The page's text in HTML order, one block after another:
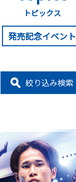
トピックス
発売記念イベント
絞り込み検索